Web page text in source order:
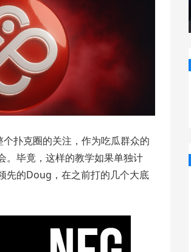
扑克圈的关注，作为吃瓜群众的
。毕竟，这样的教学如果单独计
先的Doug，在之前打的几个大底